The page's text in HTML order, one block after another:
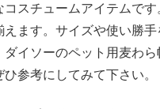
コスチュームアイテムです
えます。サイズや使い勝
ダイソーのペット用麦わ
参考にしてみて下さい。